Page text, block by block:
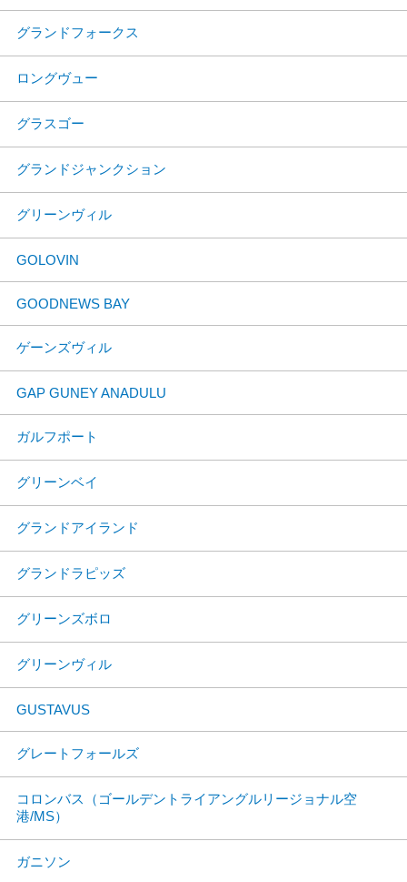
グランドフォークス
ロングヴュー
グラスゴー
グランドジャンクション
グリーンヴィル
GOLOVIN
GOODNEWS BAY
ゲーンズヴィル
GAP GUNEY ANADULU
ガルフポート
グリーンベイ
グランドアイランド
グランドラピッズ
グリーンズボロ
グリーンヴィル
GUSTAVUS
グレートフォールズ
コロンバス（ゴールデントライアングルリージョナル空
港/MS）
ガニソン